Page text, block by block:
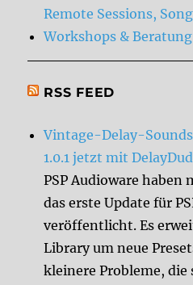
Remote Sessions,
Workshops & Beratung
RSS FEED
Vintage-Delay-Sounds
1.0.1 jetzt mit
PSP Audioware haben
das erste Update für
veröffentlicht. Es
Library um neue
kleinere Probleme, die